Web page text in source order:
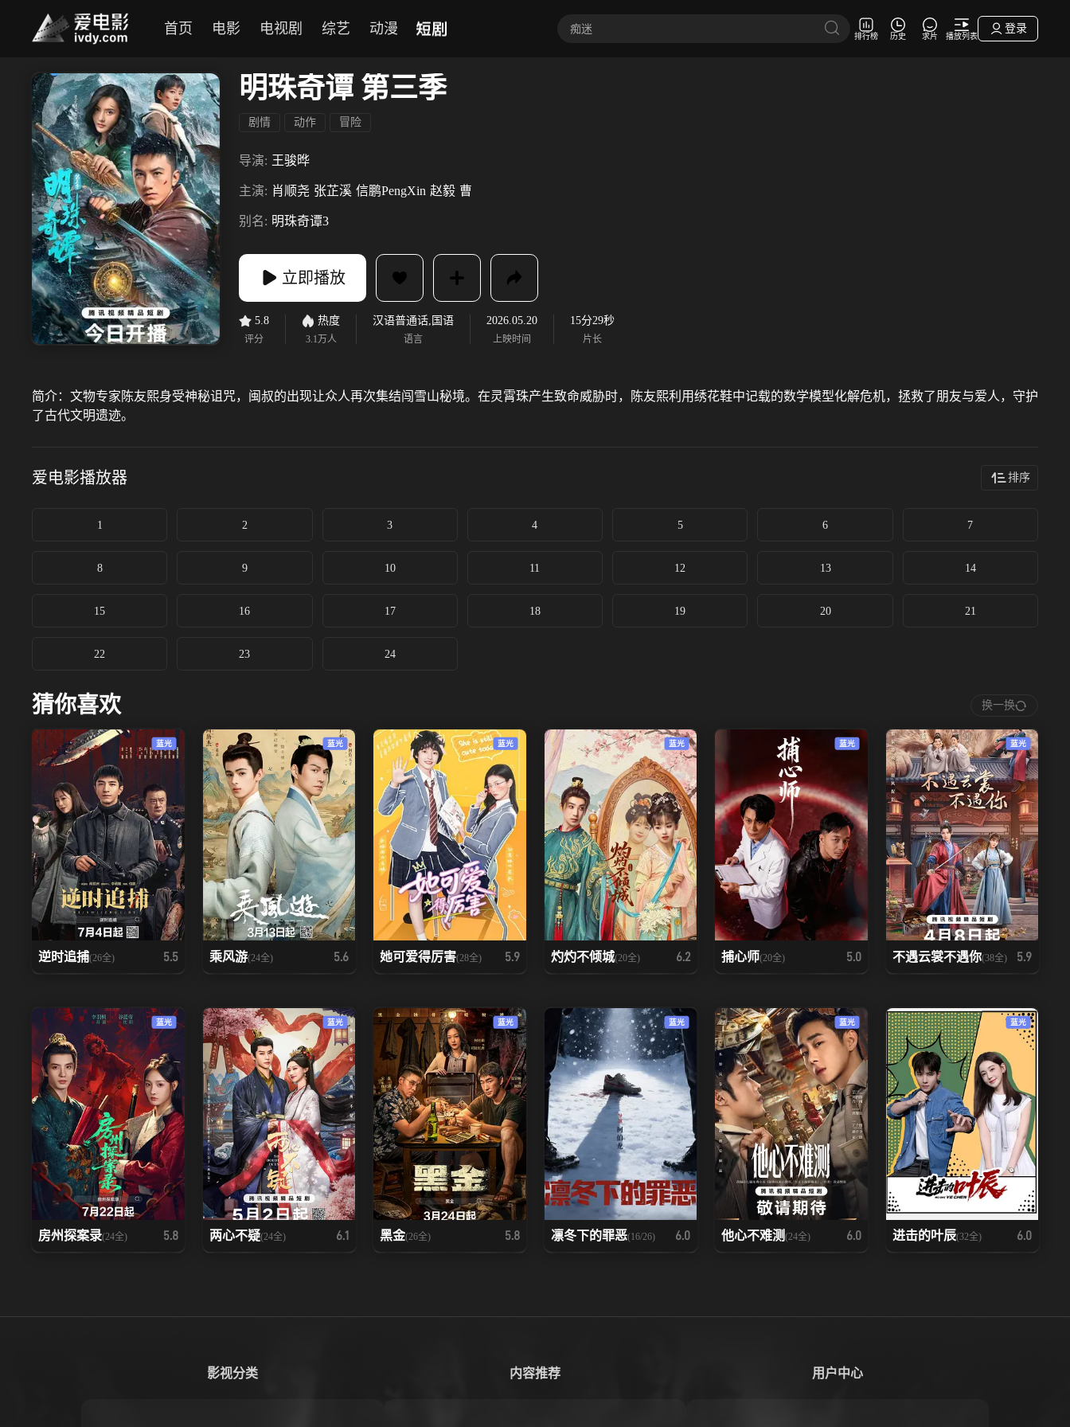
首页 电影 电视剧 综艺 动漫 短剧 排行榜 历史 求片 播放列表
登录
明珠奇谭 第三季
剧情 动作 冒险
导演: 王骏晔
主演: 肖顺尧 张芷溪 信鹏PengXin 赵毅 曹
别名: 明珠奇谭3
立即播放
5.8
评分
热度
3.1万人
汉语普通话,国语
语言
2026.05.20
上映时间
15分29秒
片长
简介： 文物专家陈友熙身受神秘诅咒，闽叔的出现让众人再次集结闯雪山秘境。在灵霄珠产生致命威胁时，陈友熙利用绣花鞋中记载的数学模型化解危机，拯救了朋友与爱人，守护
了古代文明遗迹。
爱电影播放器 排序
1 2 3 4 5 6 7
8 9 10 11 12 13 14
15 16 17 18 19 20 21
22 23 24
猜你喜欢 换一换
蓝光
逆时追捕(26全) 5.5
蓝光
乘风游(24全) 5.6
蓝光
她可爱得厉害(28全) 5.9
蓝光
灼灼不倾城(20全) 6.2
蓝光
捕心师(20全) 5.0
蓝光
不遇云裳不遇你(38全) 5.9
蓝光
房州探案录(24全) 5.8
蓝光
两心不疑(24全) 6.1
蓝光
黑金(26全) 5.8
蓝光
凛冬下的罪恶(16/26) 6.0
蓝光
他心不难测(24全) 6.0
蓝光
进击的叶辰(32全) 6.0
影视分类 内容推荐 用户中心